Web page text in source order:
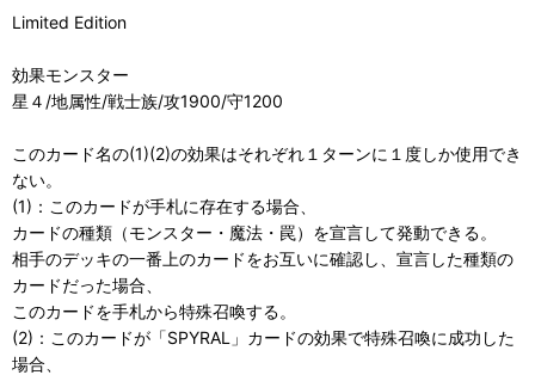
Limited Edition
効果モンスター
星４/地属性/戦士族/攻1900/守1200
このカード名の(1)(2)の効果はそれぞれ１ターンに１度しか使用でき
ない。
(1)：このカードが手札に存在する場合、
カードの種類（モンスター・魔法・罠）を宣言して発動できる。
相手のデッキの一番上のカードをお互いに確認し、宣言した種類の
カードだった場合、
このカードを手札から特殊召喚する。
(2)：このカードが「SPYRAL」カードの効果で特殊召喚に成功した
場合、